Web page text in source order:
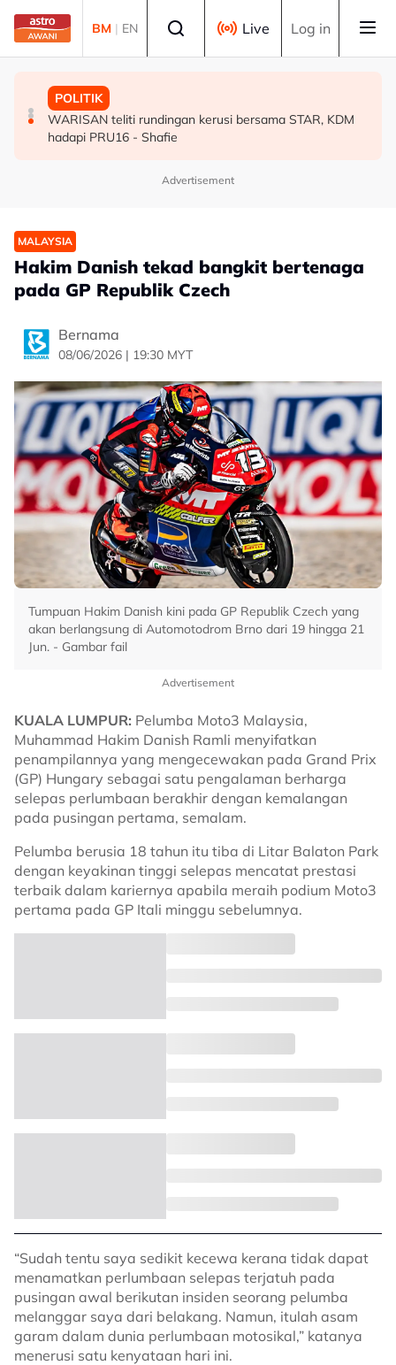
Skip to main content
BM | EN Live Log in
MALAYSIA
Peranan bapa dalam kalangan anggota ATM perlu terus
diperkasa - Dr Wan Azizah
MALAYSIA
Akar reput, rongga pada pangkal punca pokok tumbang
- MBPP
POLITIK
WARISAN teliti rundingan kerusi bersama STAR, KDM
hadapi PRU16 - Shafie
Advertisement
MALAYSIA
Hakim Danish tekad bangkit bertenaga
pada GP Republik Czech
Bernama
08/06/2026 | 19:30 MYT
Tumpuan Hakim Danish kini pada GP Republik Czech yang
akan berlangsung di Automotodrom Brno dari 19 hingga 21
Jun. - Gambar fail
Advertisement
KUALA LUMPUR: Pelumba Moto3 Malaysia,
Muhammad Hakim Danish Ramli menyifatkan
penampilannya yang mengecewakan pada Grand Prix
(GP) Hungary sebagai satu pengalaman berharga
selepas perlumbaan berakhir dengan kemalangan
pada pusingan pertama, semalam.
Pelumba berusia 18 tahun itu tiba di Litar Balaton Park
dengan keyakinan tinggi selepas mencatat prestasi
terbaik dalam kariernya apabila meraih podium Moto3
pertama pada GP Itali minggu sebelumnya.
“Sudah tentu saya sedikit kecewa kerana tidak dapat
menamatkan perlumbaan selepas terjatuh pada
pusingan awal berikutan insiden seorang pelumba
melanggar saya dari belakang. Namun, itulah asam
garam dalam dunia perlumbaan motosikal,” katanya
menerusi satu kenyataan hari ini.